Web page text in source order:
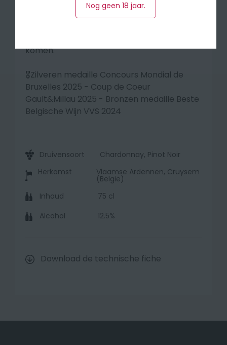
👉Tip: Schenk deze bubbel eens in een
komen.
🎖️Zilveren medaille Concours Mondial de
Bruxelles 2025 - Coup de Coeur
Gault&Millau 2025 - Bronzen medaille Beste
Belgische Wijn VVS 2024
Druivensoort
Chardonnay, Pinot Noir
Herkomst
Vlaamse Ardennen, Cruysem
(België)
Inhoud
75 cl
Alcohol
12.5%
Download de technische fiche
Nog geen 18 jaar.